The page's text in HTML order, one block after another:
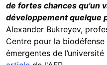
de fortes chances qu'un
développement quelque
Alexander Bukreyev,
Centre pour la
émergentes de